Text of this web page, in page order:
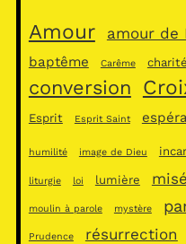
Amour amour de
baptême Carême charité
conversion
Esprit Esprit Saint
humilité image de Dieu
liturgie loi lumière
moulin à parole mystère
Prudence résurrection